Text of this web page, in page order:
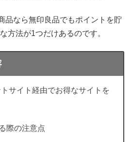
品なら無印良品でもポイントを貯
方法が1つだけあるのです。
サイト経由でお得なサイトを
際の注意点